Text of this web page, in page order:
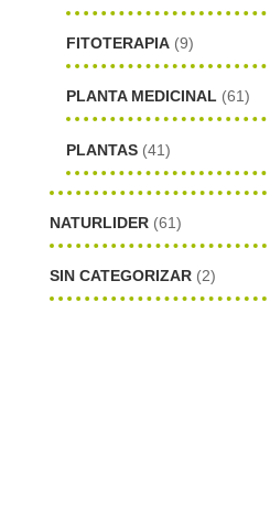
FITOTERAPIA (9)
PLANTA MEDICINAL (61)
PLANTAS (41)
NATURLIDER (61)
SIN CATEGORIZAR (2)